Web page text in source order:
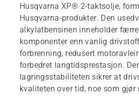
Husqvarna XP® 2-taktsolje,
Husqvarna-produkter. Den
alkylatbensinen inneholder
komponenter enn vanlig
forbrenning, redusert
forbedret langtidsprestasjon.
lagringsstabiliteten sikrer at
kvaliteten over tid, noe som gjør